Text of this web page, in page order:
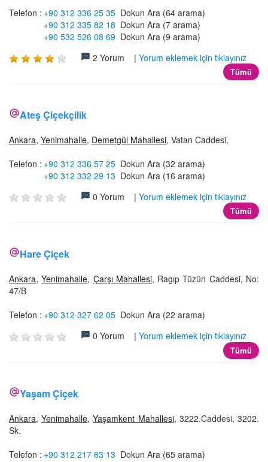
Telefon : +90 312 336 25 35 Dokun Ara (64 arama)
+90 312 335 82 18 Dokun Ara (7 arama)
+90 532 526 08 69 Dokun Ara (9 arama)
2 Yorum | Yorum eklemek için tıklayınız
Tümü
Ateş Çiçekçilik
Ankara, Yenimahalle, Demetgül Mahallesi, Vatan Caddesi,
Telefon : +90 312 336 57 25 Dokun Ara (32 arama)
+90 312 332 29 13 Dokun Ara (16 arama)
0 Yorum | Yorum eklemek için tıklayınız
Tümü
Hare Çiçek
Ankara,Yenimahalle, Çarşı Mahallesi, Ragıp Tüzün Caddesi, No:
47/B
Telefon : +90 312 327 62 05 Dokun Ara (22 arama)
0 Yorum | Yorum eklemek için tıklayınız
Tümü
Yaşam Çiçek
Ankara,Yenimahalle,Yaşamkent Mahallesi, 3222.Caddesi, 3202.
Sk.
Telefon : +90 312 217 63 13 Dokun Ara (65 arama)